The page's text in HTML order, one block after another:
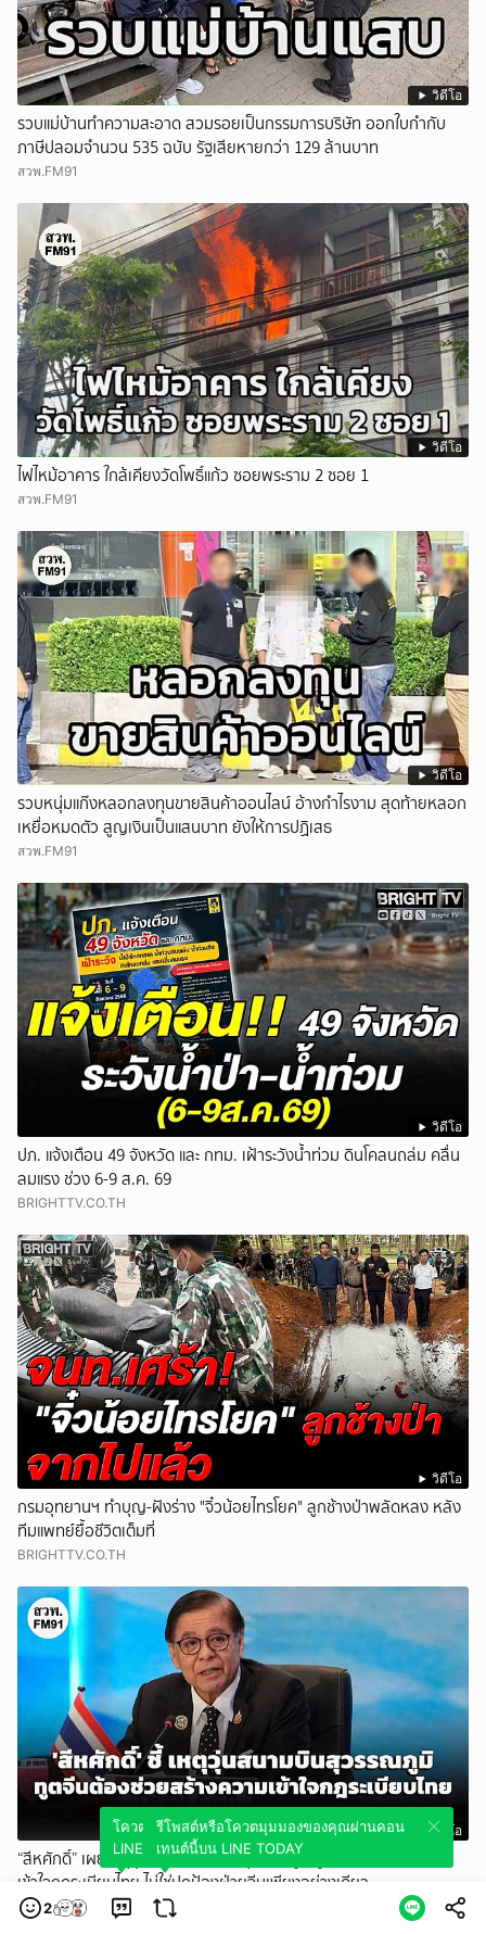
วิดีโอ
รวบแม่บ้านทำความสะอาด สวมรอยเป็นกรรมการบริษัท ออกใบกำกับ
ภาษีปลอมจำนวน 535 ฉบับ รัฐเสียหายกว่า 129 ล้านบาท
สวพ.FM91
วิดีโอ
ไฟไหม้อาคาร ใกล้เคียงวัดโพธิ์แก้ว ซอยพระราม 2 ซอย 1
สวพ.FM91
วิดีโอ
รวบหนุ่มแก๊งหลอกลงทุนขายสินค้าออนไลน์ อ้างกำไรงาม สุดท้ายหลอก
เหยื่อหมดตัว สูญเงินเป็นแสนบาท ยังให้การปฏิเสธ
สวพ.FM91
วิดีโอ
ปภ. แจ้งเตือน 49 จังหวัด และ กทม. เฝ้าระวังน้ำท่วม ดินโคลนถล่ม คลื่น
ลมแรง ช่วง 6-9 ส.ค. 69
BRIGHTTV.CO.TH
วิดีโอ
กรมอุทยานฯ ทำบุญ-ฝังร่าง "จิ๋วน้อยไทรโยค" ลูกช้างป่าพลัดหลง หลัง
ทีมแพทย์ยื้อชีวิตเต็มที่
BRIGHTTV.CO.TH
วิดีโอ
“สีหศักดิ์” เผยเหตุวุ่นวายที่สนามบินสุวรรณภูมิ ทูตจีนต้องสร้างความ
เข้าใจกฎระเบียบไทย ไม่ใช่ปกป้องฝ่ายจีนเพียงอย่างเดียว
สวพ.FM91
2
โควตมุมมองของคุณผ่านคอนเทนต์นี้บน
LINE TODAY
รีโพสต์หรือโควตมุมมองของคุณผ่านคอน
เทนต์นี้บน LINE TODAY